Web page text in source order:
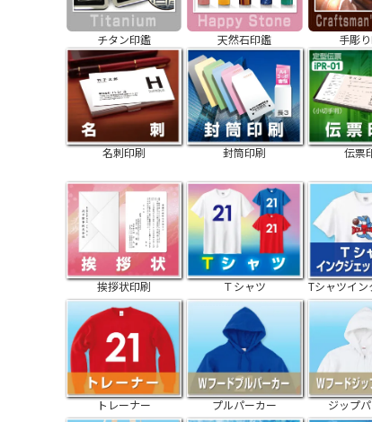
チタン印鑑 天然石印鑑 手彫
名刺印刷 封筒印刷 伝票
挨拶状印刷 Ｔシャツ Tシャツイ
トレーナー プルパーカー ジップ